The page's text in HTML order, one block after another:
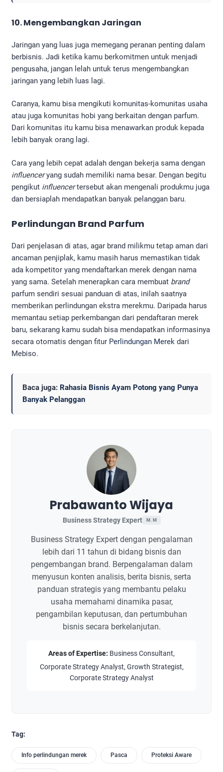
10. Mengembangkan Jaringan
Jaringan yang luas juga memegang peranan penting dalam
berbisnis. Jadi ketika kamu berkomitmen untuk menjadi
pengusaha, jangan lelah untuk terus mengembangkan
jaringan yang lebih luas lagi.
Caranya, kamu bisa mengikuti komunitas-komunitas usaha
atau juga komunitas hobi yang berkaitan dengan parfum.
Dari komunitas itu kamu bisa menawarkan produk kepada
lebih banyak orang lagi.
Cara yang lebih cepat adalah dengan bekerja sama dengan
influenceryang sudah memiliki nama besar. Dengan begitu
pengikut influencertersebut akan mengenali produkmu juga
dan bersiaplah mendapatkan banyak pelanggan baru.
Perlindungan Brand Parfum
Dari penjelasan di atas, agar brand milikmu tetap aman dari
ancaman penjiplak, kamu masih harus memastikan tidak
ada kompetitor yang mendaftarkan merek dengan nama
yang sama. Setelah menerapkan cara membuat brand
parfum sendiri sesuai panduan di atas, inilah saatnya
memberikan perlindungan ekstra merekmu. Daripada harus
memantau setiap perkembangan dari pendaftaran merek
baru, sekarang kamu sudah bisa mendapatkan informasinya
secara otomatis dengan fitur Perlindungan Merek dari
Mebiso.
Baca juga: Rahasia Bisnis Ayam Potong yang Punya
Banyak Pelanggan
Prabawanto Wijaya
Business Strategy Expert M. M
Business Strategy Expert dengan pengalaman
lebih dari 11 tahun di bidang bisnis dan
pengembangan brand. Berpengalaman dalam
menyusun konten analisis, berita bisnis, serta
panduan strategis yang membantu pelaku
usaha memahami dinamika pasar,
pengambilan keputusan, dan pertumbuhan
bisnis secara berkelanjutan.
Areas of Expertise: Business Consultant,
Corporate Strategy Analyst, Growth Strategist,
Corporate Strategy Analyst
Tag:
Info perlindungan merek Pasca Proteksi Aware